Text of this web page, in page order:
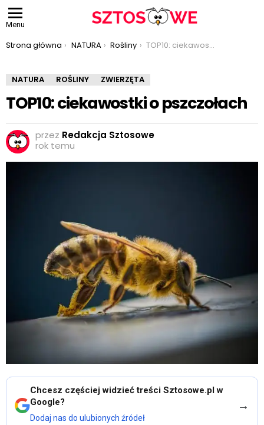
Menu
Jesteś tutaj:
Strona główna NATURA Rośliny TOP10: ciekawostki o pszczołach
NATURA ROŚLINY ZWIERZĘTA
TOP10: ciekawostki o pszczołach
przez Redakcja Sztosowe
rok temu
Chcesz częściej widzieć treści Sztosowe.pl w
Google?
Dodaj nas do ulubionych źródeł
→